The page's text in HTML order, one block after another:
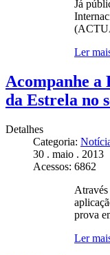
Já
Ler
Acompanhe a
da Estrela no
Detalhes
Categoria:
30 . maio . 2013
Acessos: 6862
Através
prova
Ler